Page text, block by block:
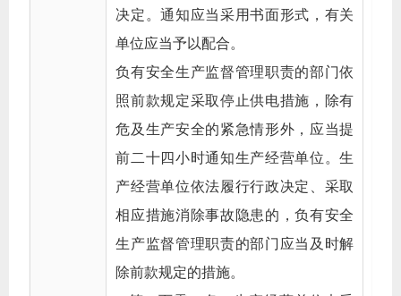
决定。通知应当采用书面形式，有关
单位应当予以配合。
负有安全生产监督管理职责的部门依
照前款规定采取停止供电措施，除有
危及生产安全的紧急情形外，应当提
前二十四小时通知生产经营单位。生
产经营单位依法履行行政决定、采取
相应措施消除事故隐患的，负有安全
生产监督管理职责的部门应当及时解
除前款规定的措施。